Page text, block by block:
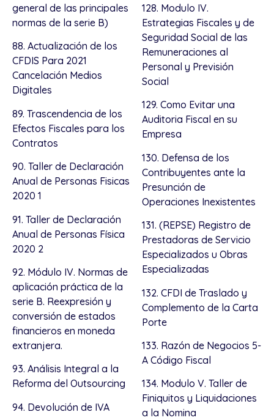
general de las principales
normas de la serie B)
88. Actualización de los
CFDIS Para 2021
Cancelación Medios
Digitales
89. Trascendencia de los
Efectos Fiscales para los
Contratos
90. Taller de Declaración
Anual de Personas Fisicas
2020 1
91. Taller de Declaración
Anual de Personas Física
2020 2
92. Módulo IV. Normas de
aplicación práctica de la
serie B. Reexpresión y
conversión de estados
financieros en moneda
extranjera.
93. Análisis Integral a la
Reforma del Outsourcing
94. Devolución de IVA
128. Modulo IV.
Estrategias Fiscales y de
Seguridad Social de las
Remuneraciones al
Personal y Previsión
Social
129. Como Evitar una
Auditoria Fiscal en su
Empresa
130. Defensa de los
Contribuyentes ante la
Presunción de
Operaciones Inexistentes
131. (REPSE) Registro de
Prestadoras de Servicio
Especializados u Obras
Especializadas
132. CFDI de Traslado y
Complemento de la Carta
Porte
133. Razón de Negocios 5-
A Código Fiscal
134. Modulo V. Taller de
Finiquitos y Liquidaciones
a la Nomina